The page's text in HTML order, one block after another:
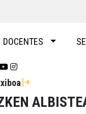
DOCENTES
abrirá nueva
Se abrirá nueva
Se abrirá nueva